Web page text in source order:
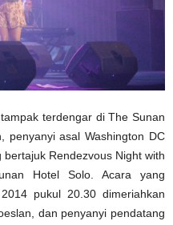
terdengar di The Sunan
penyanyi asal Washington DC
Rendezvous Night with
Hotel Solo. Acara yang
pukul 20.30 dimeriahkan
dan penyanyi pendatang